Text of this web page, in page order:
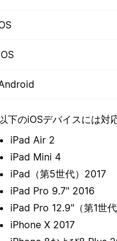
下のiOSデバイスには対
iPad Air 2
iPad Mini 4
iPad（第5世代）2017
iPad Pro 9.7" 2016
iPad Pro 12.9"（第1世
iPhone X 2017